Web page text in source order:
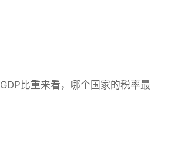
比重来看，哪个国家的税率最